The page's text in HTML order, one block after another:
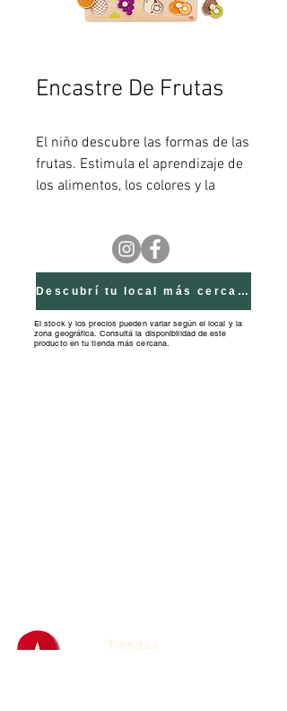
Encastre De Frutas
El niño descubre las formas de las
frutas. Estimula el aprendizaje de
los alimentos, los colores y la
asociar las formas y tamaños. El
botón facilita el agarre para las
pequeñas manitos.
Descubrí tu local más cercano
El stock y los precios pueden variar según el local y la
zona geográfica. Consultá la disponibilidad de este
producto en tu tienda más cercana.
Tiendas